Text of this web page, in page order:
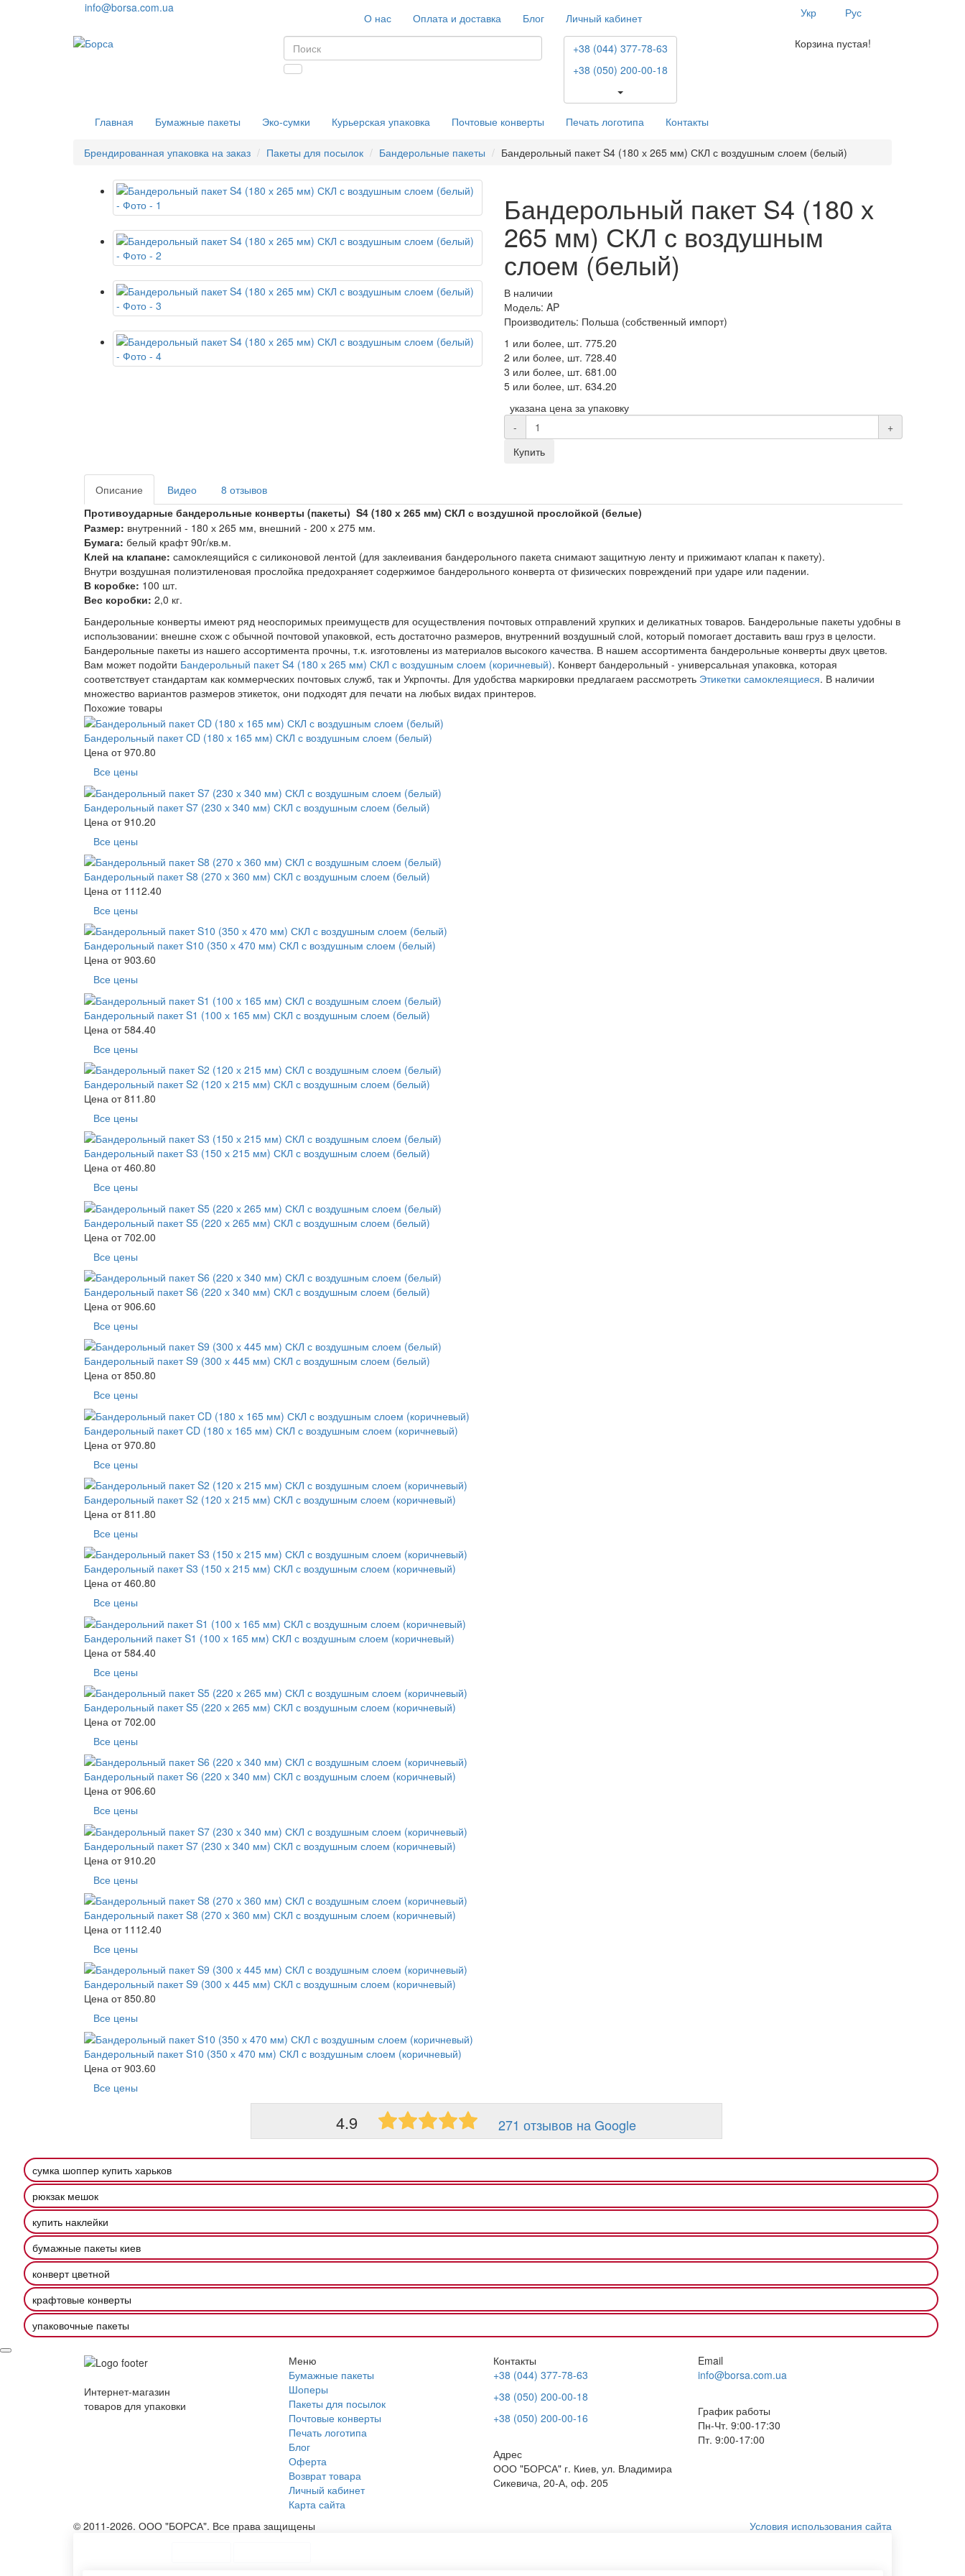
info@borsa.com.ua
О нас Оплата и доставка Блог Личный кабинет Укр Рус
+38 (044) 377-78-63
+38 (050) 200-00-18
Корзина пустая!
Главная Бумажные пакеты Эко-сумки Курьерская упаковка Почтовые конверты Печать логотипа Контакты
Брендированная упаковка на заказ Пакеты для посылок Бандерольные пакеты Бандерольный пакет S4 (180 х 265 мм) СКЛ с воздушным слоем (белый)
Бандерольный пакет S4 (180 х
265 мм) СКЛ с воздушным
слоем (белый)
В наличии
Модель: AP
Производитель: Польша (собственный импорт)
1 или более, шт. 775.20
2 или более, шт. 728.40
3 или более, шт. 681.00
5 или более, шт. 634.20
указана цена за упаковку
-
+
Купить
Описание Видео
8 отзывов
Противоударные бандерольные конверты (пакеты) S4 (180 х 265 мм) СКЛ с воздушной прослойкой (белые)
Размер: внутренний - 180 х 265 мм, внешний - 200 х 275 мм.
Бумага: белый крафт 90г/кв.м.
Клей на клапане: самоклеящийся с силиконовой лентой (для заклеивания бандерольного пакета снимают защитную ленту и прижимают клапан к пакету).
Внутри воздушная полиэтиленовая прослойка предохраняет содержимое бандерольного конверта от физических повреждений при ударе или падении.
В коробке: 100 шт.
Вес коробки: 2,0 кг.
Бандерольные конверты имеют ряд неоспоримых преимуществ для осуществления почтовых отправлений хрупких и деликатных товаров. Бандерольные пакеты удобны в
использовании: внешне схож с обычной почтовой упаковкой, есть достаточно размеров, внутренний воздушный слой, который помогает доставить ваш груз в целости.
Бандерольные пакеты из нашего ассортимента прочны, т.к. изготовлены из материалов высокого качества. В нашем ассортимента бандерольные конверты двух цветов.
Вам может подойти Бандерольный пакет S4 (180 х 265 мм) СКЛ с воздушным слоем (коричневый). Конверт бандерольный - универсальная упаковка, которая
соответствует стандартам как коммерческих почтовых служб, так и Укрпочты. Для удобства маркировки предлагаем рассмотреть Этикетки самоклеящиеся. В наличии
множество вариантов размеров этикеток, они подходят для печати на любых видах принтеров.
Похожие товары
Бандерольный пакет CD (180 х 165 мм) СКЛ с воздушным слоем (белый)
Цена от970.80
Все цены
Бандерольный пакет S7 (230 х 340 мм) СКЛ с воздушным слоем (белый)
Цена от910.20
Все цены
Бандерольный пакет S8 (270 х 360 мм) СКЛ с воздушным слоем (белый)
Цена от 1112.40
Все цены
Бандерольный пакет S10 (350 х 470 мм) СКЛ с воздушным слоем (белый)
Цена от903.60
Все цены
Бандерольный пакет S1 (100 х 165 мм) СКЛ с воздушным слоем (белый)
Цена от584.40
Все цены
Бандерольный пакет S2 (120 х 215 мм) СКЛ с воздушным слоем (белый)
Цена от811.80
Все цены
Бандерольный пакет S3 (150 х 215 мм) СКЛ с воздушным слоем (белый)
Цена от460.80
Все цены
Бандерольный пакет S5 (220 х 265 мм) СКЛ с воздушным слоем (белый)
Цена от702.00
Все цены
Бандерольный пакет S6 (220 х 340 мм) СКЛ с воздушным слоем (белый)
Цена от906.60
Все цены
Бандерольный пакет S9 (300 х 445 мм) СКЛ с воздушным слоем (белый)
Цена от850.80
Все цены
Бандерольный пакет CD (180 х 165 мм) СКЛ с воздушным слоем (коричневый)
Цена от970.80
Все цены
Бандерольный пакет S2 (120 х 215 мм) СКЛ с воздушным слоем (коричневый)
Цена от811.80
Все цены
Бандерольный пакет S3 (150 х 215 мм) СКЛ с воздушным слоем (коричневый)
Цена от460.80
Все цены
Бандерольний пакет S1 (100 х 165 мм) СКЛ с воздушным слоем (коричневый)
Цена от584.40
Все цены
Бандерольный пакет S5 (220 х 265 мм) СКЛ с воздушным слоем (коричневый)
Цена от702.00
Все цены
Бандерольный пакет S6 (220 х 340 мм) СКЛ с воздушным слоем (коричневый)
Цена от906.60
Все цены
Бандерольный пакет S7 (230 х 340 мм) СКЛ с воздушным слоем (коричневый)
Цена от910.20
Все цены
Бандерольный пакет S8 (270 х 360 мм) СКЛ с воздушным слоем (коричневый)
Цена от 1112.40
Все цены
Бандерольный пакет S9 (300 х 445 мм) СКЛ с воздушным слоем (коричневый)
Цена от850.80
Все цены
Бандерольный пакет S10 (350 х 470 мм) СКЛ с воздушным слоем (коричневый)
Цена от903.60
Все цены
4.9 271 отзывов на Google
сумка шоппер купить харьков
рюкзак мешок
купить наклейки
бумажные пакеты киев
конверт цветной
крафтовые конверты
упаковочные пакеты
Интернет-магазин
товаров для упаковки
Меню
Бумажные пакеты
Шоперы
Пакеты для посылок
Почтовые конверты
Печать логотипа
Блог
Оферта
Возврат товара
Личный кабинет
Карта сайта
Контакты
+38 (044) 377-78-63
+38 (050) 200-00-18
+38 (050) 200-00-16
Адрес
ООО "БОРСА" г. Киев, ул. Владимира
Сикевича, 20-А, оф. 205
Email
info@borsa.com.ua
График работы
Пн-Чт. 9:00-17:30
Пт. 9:00-17:00
© 2011-2026. ООО "БОРСА". Все права защищены Условия использования сайта